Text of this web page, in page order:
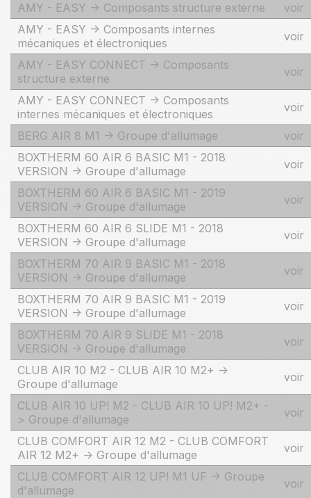
AMY - EASY -> Composants structure externe
voir
AMY - EASY -> Composants internes
mécaniques et électroniques
voir
AMY - EASY CONNECT -> Composants
structure externe
voir
AMY - EASY CONNECT -> Composants
internes mécaniques et électroniques
voir
BERG AIR 8 M1 -> Groupe d'allumage
voir
BOXTHERM 60 AIR 6 BASIC M1 - 2018
VERSION -> Groupe d'allumage
voir
BOXTHERM 60 AIR 6 BASIC M1 - 2019
VERSION -> Groupe d'allumage
voir
BOXTHERM 60 AIR 6 SLIDE M1 - 2018
VERSION -> Groupe d'allumage
voir
BOXTHERM 70 AIR 9 BASIC M1 - 2018
VERSION -> Groupe d'allumage
voir
BOXTHERM 70 AIR 9 BASIC M1 - 2019
VERSION -> Groupe d'allumage
voir
BOXTHERM 70 AIR 9 SLIDE M1 - 2018
VERSION -> Groupe d'allumage
voir
CLUB AIR 10 M2 - CLUB AIR 10 M2+ ->
Groupe d'allumage
voir
CLUB AIR 10 UP! M2 - CLUB AIR 10 UP! M2+ -
> Groupe d'allumage
voir
CLUB COMFORT AIR 12 M2 - CLUB COMFORT
AIR 12 M2+ -> Groupe d'allumage
voir
CLUB COMFORT AIR 12 UP! M1 UF -> Groupe
d'allumage
voir